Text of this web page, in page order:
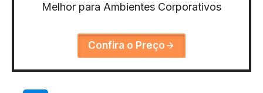
Melhor para Ambientes Corporativos
Confira o Preço